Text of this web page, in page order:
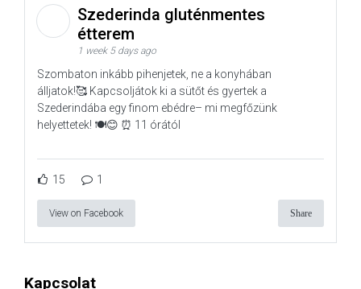
Szederinda gluténmentes
étterem
1 week 5 days ago
Szombaton inkább pihenjetek, ne a konyhában
álljatok!🥰 Kapcsoljátok ki a sütőt és gyertek a
Szederindába egy finom ebédre– mi megfőzünk
helyettetek! 🍽️😊 ⏰ 11 órától
15 1
View on Facebook Share
Kapcsolat